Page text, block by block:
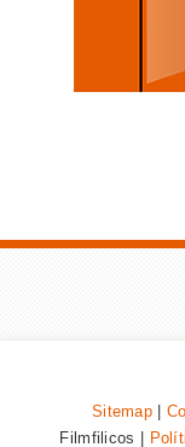
Sitemap
Filmfilicos |